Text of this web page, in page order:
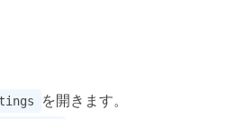
を開きます。